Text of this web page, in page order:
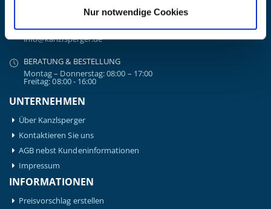
Nur notwendige Cookies
EMAIL
info@kanzlsperger.de
BERATUNG & BESTELLUNG
Montag – Donnerstag: 08:00 – 17:00
Freitag: 08:00 - 16:00
UNTERNEHMEN
Über Kanzlsperger
Kontaktieren Sie uns
AGB nebst Kundeninformationen
Impressum
INFORMATIONEN
Preisvorschlag erstellen